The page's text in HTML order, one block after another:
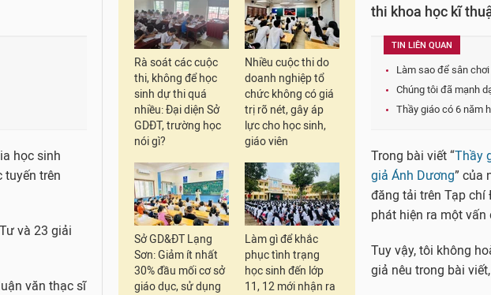
học sinh
tuyến trên
và 23 giải
văn thạc sĩ
Rà soát các cuộc
thi, không để học
sinh dự thi quá
nhiều: Đại diện Sở
GDĐT, trường học
nói gì?
Nhiều cuộc thi do
doanh nghiệp tổ
chức không có giá
trị rõ nét, gây áp
lực cho học sinh,
giáo viên
Sở GD&ĐT Lạng
Sơn: Giảm ít nhất
30% đầu mối cơ sở
giáo dục, sử dụng
Làm gì để khắc
phục tình trạng
học sinh đến lớp
11, 12 mới nhận ra
thi khoa học kĩ
TIN LIÊN QUAN
Làm sao để sân
Chúng tôi đã mạnh
Thầy giáo có 6 năm
Trong bài viết “Thầy
giả Ánh Dương” của
đăng tải trên Tạp chí
phát hiện ra một
Tuy vậy, tôi không
giả nêu trong bài